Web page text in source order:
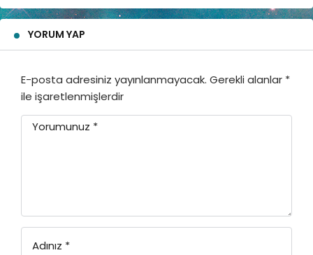
YORUM YAP
E-posta adresiniz yayınlanmayacak. Gerekli alanlar *
ile işaretlenmişlerdir
Yorumunuz *
Adınız *